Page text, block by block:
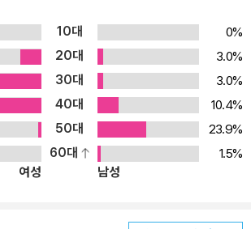
10대
0%
20대
3.0%
30대
3.0%
40대
10.4%
50대
23.9%
60대
1.5%
여성
남성